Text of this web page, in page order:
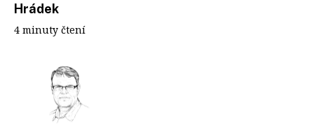
Hrádek
4 minuty čtení